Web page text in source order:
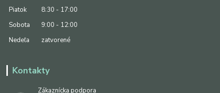
Piatok
8:30 - 17:00
Sobota
9:00 - 12:00
Nedeľa
zatvorené
Kontakty
Zákaznícka podpora